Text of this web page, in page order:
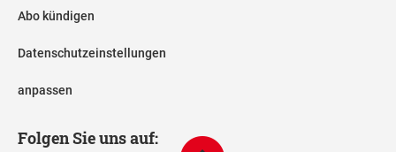
Abo kündigen
Datenschutzeinstellungen
anpassen
Folgen Sie uns auf: